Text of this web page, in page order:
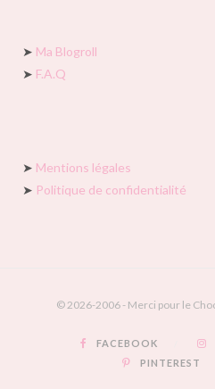
➤ Ma Blogroll
➤ F.A.Q
➤ Mentions légales
➤ Politique de confidentialité
© 2026-2006 - Merci pour le
FACEBOOK
PINTEREST